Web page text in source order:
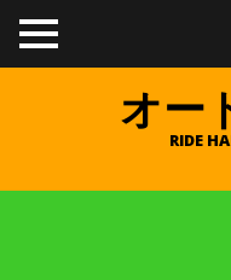
TO
GGL
オー
RIDE